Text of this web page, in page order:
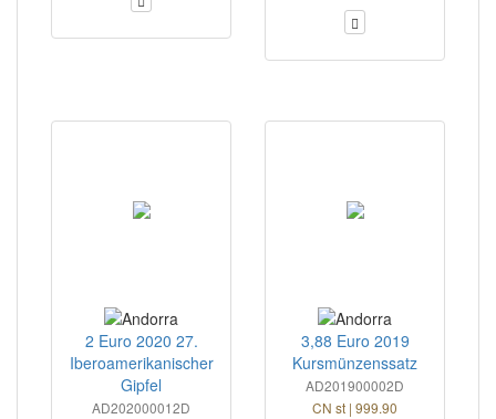
2 Euro 2020 27.
Iberoamerikanischer
Gipfel
AD202000012D
3,88 Euro 2019
Kursmünzenssatz
AD201900002D
CN st | 999.90